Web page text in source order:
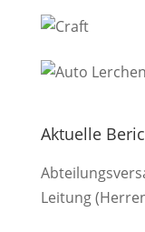
Aktuelle
Leitung